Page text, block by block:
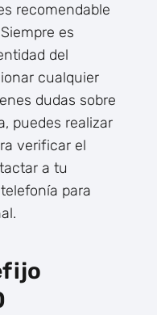
recomendable
es
del
cualquier
dudas sobre
puedes realizar
verificar el
a tu
para